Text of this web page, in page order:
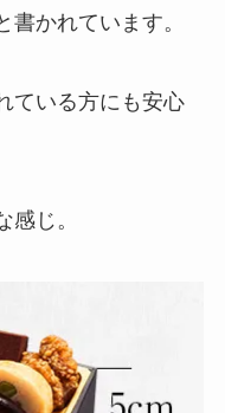
かれています。
ている方にも安心
じ。